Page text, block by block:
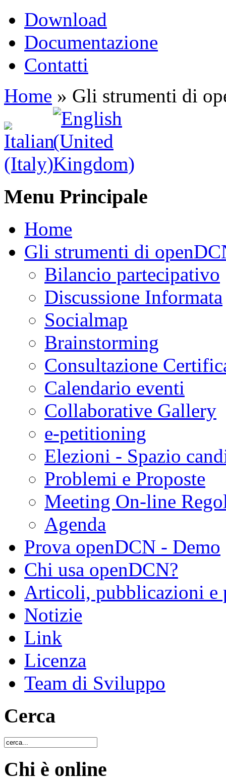
Download
Documentazione
Contatti
Home » Gli strumenti di
Menu Principale
Home
Gli strumenti di
Bilancio partecipativo
Discussione Informata
Socialmap
Brainstorming
Consultazione
Calendario eventi
Collaborative Gallery
e-petitioning
Elezioni - Spazio
Problemi e Proposte
Meeting On-line
Agenda
Prova openDCN - Demo
Chi usa openDCN?
Articoli, pubblicazioni e
Notizie
Link
Licenza
Team di Sviluppo
Cerca
Chi è online